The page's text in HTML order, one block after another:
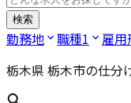
検索
勤務地 職種1 雇
栃木県 栃木市の仕分